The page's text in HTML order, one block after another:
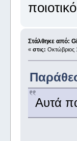
Στάλθηκε από:
« στις: Οκτώβριος
Αυτά